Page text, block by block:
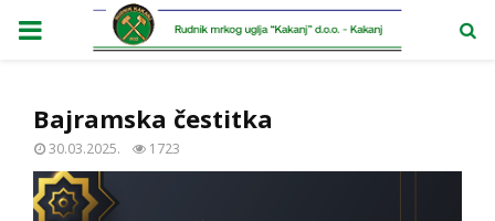
PRIMARY
Bajramska čestitka
30.03.2025. 1723